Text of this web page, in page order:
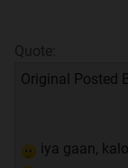
Quote:
Original Posted
iya gaan,